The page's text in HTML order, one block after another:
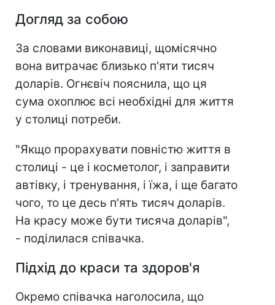
Догляд за собою
За словами виконавиці, щомісячно
вона витрачає близько п'яти тисяч
доларів. Огнєвіч пояснила, що ця
сума охоплює всі необхідні для життя
у столиці потреби.
"Якщо прорахувати повністю життя в
столиці - це і косметолог, і заправити
автівку, і тренування, і їжа, і ще багато
чого, то це десь п'ять тисяч доларів.
На красу може бути тисяча доларів",
- поділилася співачка.
Підхід до краси та здоров'я
Окремо співачка наголосила, що